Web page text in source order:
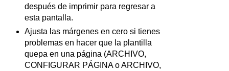
después de imprimir para regresar a
esta pantalla.
Ajusta las márgenes en cero si tienes
problemas en hacer que la plantilla
quepa en una página (ARCHIVO,
CONFIGURAR PÁGINA o ARCHIVO,